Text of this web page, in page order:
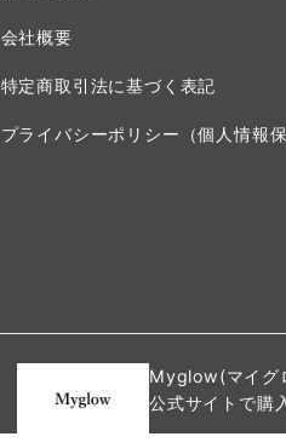
会社概要
特定商取引法に基づく表記
プライバシーポリシー（個人情報保
Myglow(マイグ
公式サイトで購